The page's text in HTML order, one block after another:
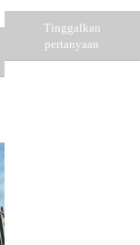
Tinggalkan
pertanyaan